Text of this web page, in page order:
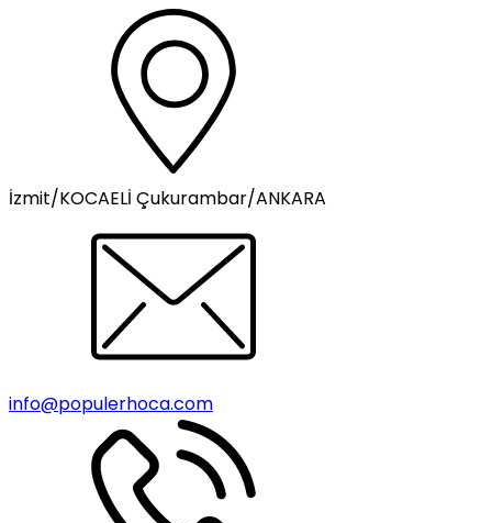
İzmit/KOCAELİ Çukurambar/ANKARA
info@populerhoca.com